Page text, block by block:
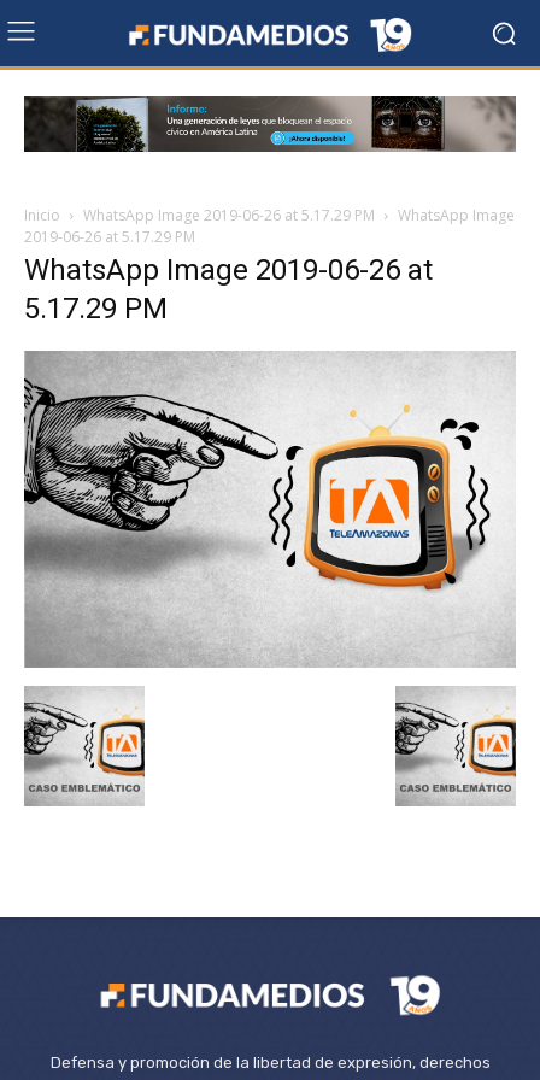
Inicio WhatsApp Image 2019-06-26 at 5.17.29 PM
WhatsApp Image
2019-06-26 at 5.17.29 PM
WhatsApp Image 2019-06-26 at
5.17.29 PM
Defensa y promoción de la libertad de expresión, derechos